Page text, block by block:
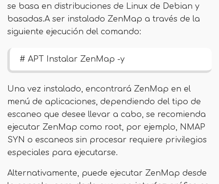
se basa en distribuciones de Linux de Debian y
basadas.A ser instalado ZenMap a través de la
siguiente ejecución del comando:
# APT Instalar ZenMap -y
Una vez instalado, encontrará ZenMap en el
menú de aplicaciones, dependiendo del tipo de
escaneo que desee llevar a cabo, se recomienda
ejecutar ZenMap como root, por ejemplo, NMAP
SYN o escaneos sin procesar requiere privilegios
especiales para ejecutarse.
Alternativamente, puede ejecutar ZenMap desde